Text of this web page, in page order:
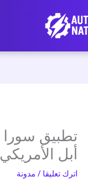
أبل الأمريكي
اترك تعليقا / مدونة